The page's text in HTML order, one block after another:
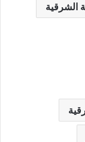
الشرقية